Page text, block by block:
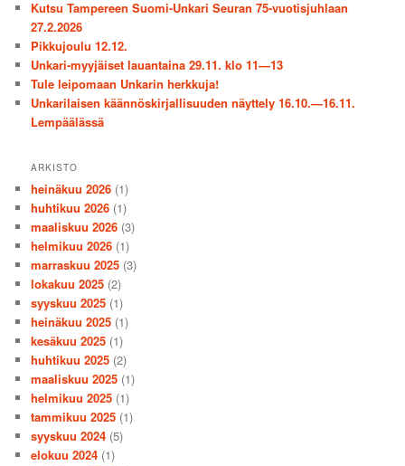
Kutsu Tampereen Suomi-Unkari Seuran 75-vuotisjuhlaan
27.2.2026
Pikkujoulu 12.12.
Unkari-myyjäiset lauantaina 29.11. klo 11—13
Tule leipomaan Unkarin herkkuja!
Unkarilaisen käännöskirjallisuuden näyttely 16.10.—16.11.
Lempäälässä
ARKISTO
heinäkuu 2026 (1)
huhtikuu 2026 (1)
maaliskuu 2026 (3)
helmikuu 2026 (1)
marraskuu 2025 (3)
lokakuu 2025 (2)
syyskuu 2025 (1)
heinäkuu 2025 (1)
kesäkuu 2025 (1)
huhtikuu 2025 (2)
maaliskuu 2025 (1)
helmikuu 2025 (1)
tammikuu 2025 (1)
syyskuu 2024 (5)
elokuu 2024 (1)